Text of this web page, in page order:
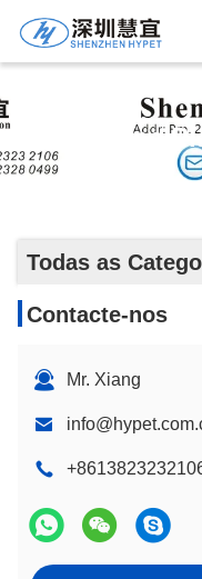
Máquina
Todas as
Contacte-nos
Mr. Xiang